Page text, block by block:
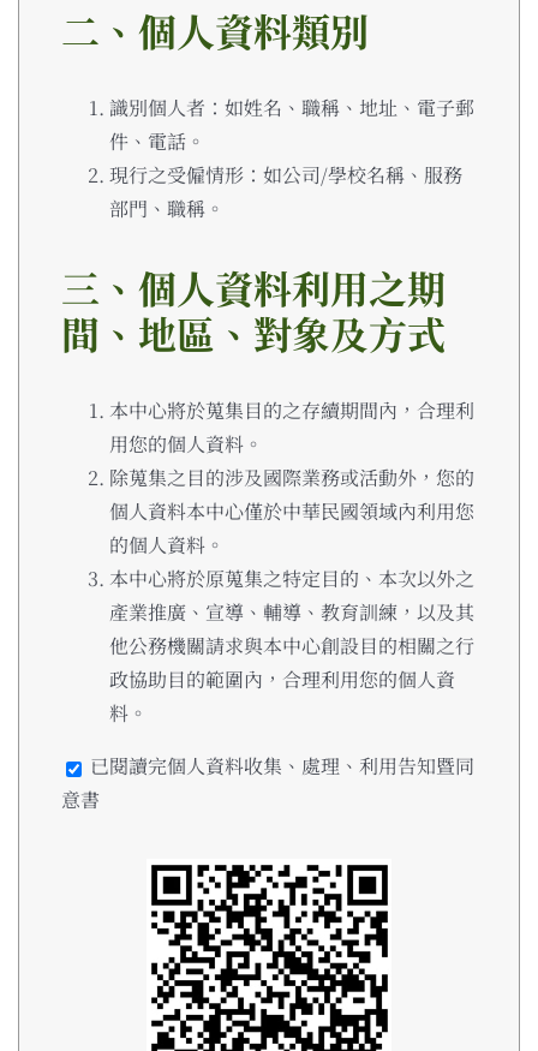
二、個人資料類別
識別個人者：如姓名、職稱、地址、電子郵
件、電話。
現行之受僱情形：如公司/學校名稱、服務
部門、職稱。
三、個人資料利用之期
間、地區、對象及方式
本中心將於蒐集目的之存續期間內，合理利
用您的個人資料。
除蒐集之目的涉及國際業務或活動外，您的
個人資料本中心僅於中華民國領域內利用您
的個人資料。
本中心將於原蒐集之特定目的、本次以外之
產業推廣、宣導、輔導、教育訓練，以及其
他公務機關請求與本中心創設目的相關之行
政協助目的範圍內，合理利用您的個人資
料。
已閱讀完個人資料收集、處理、利用告知暨同
意書